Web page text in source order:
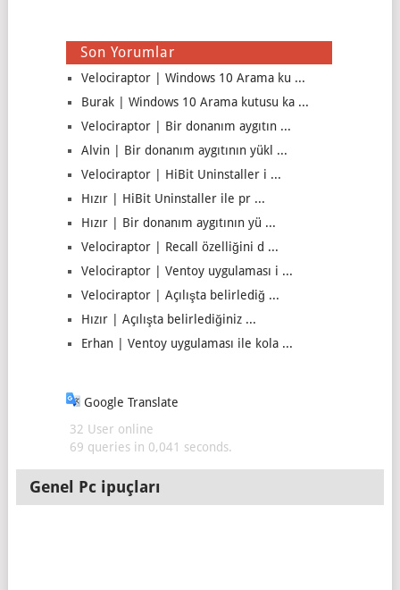
Son Yorumlar
Velociraptor | Windows 10 Arama ku ...
Burak | Windows 10 Arama kutusu ka ...
Velociraptor | Bir donanım aygıtın ...
Alvin | Bir donanım aygıtının yükl ...
Velociraptor | HiBit Uninstaller i ...
Hızır | HiBit Uninstaller ile pr ...
Hızır | Bir donanım aygıtının yü ...
Velociraptor | Recall özelliğini d ...
Velociraptor | Ventoy uygulaması i ...
Velociraptor | Açılışta belirlediğ ...
Hızır | Açılışta belirlediğiniz ...
Erhan | Ventoy uygulaması ile kola ...
Google Translate
32 User online
69 queries in 0,041 seconds.
Genel Pc ipuçları